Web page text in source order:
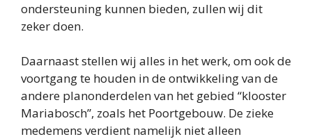
ondersteuning kunnen bieden, zullen wij dit
zeker doen.
Daarnaast stellen wij alles in het werk, om ook de
voortgang te houden in de ontwikkeling van de
andere planonderdelen van het gebied “klooster
Mariabosch”, zoals het Poortgebouw. De zieke
medemens verdient namelijk niet alleen